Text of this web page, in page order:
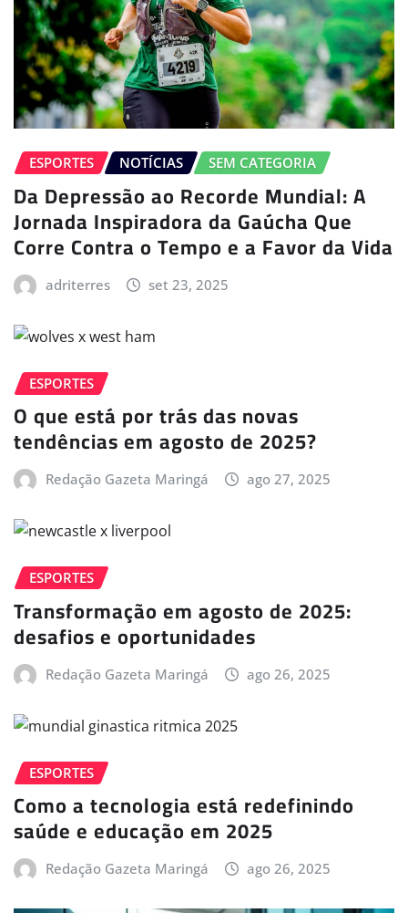
ESPORTES NOTÍCIAS SEM CATEGORIA
Da Depressão ao Recorde Mundial: A
Jornada Inspiradora da Gaúcha Que
Corre Contra o Tempo e a Favor da Vida
adriterres set 23, 2025
ESPORTES
O que está por trás das novas
tendências em agosto de 2025?
Redação Gazeta Maringá ago 27, 2025
ESPORTES
Transformação em agosto de 2025:
desafios e oportunidades
Redação Gazeta Maringá ago 26, 2025
ESPORTES
Como a tecnologia está redefinindo
saúde e educação em 2025
Redação Gazeta Maringá ago 26, 2025